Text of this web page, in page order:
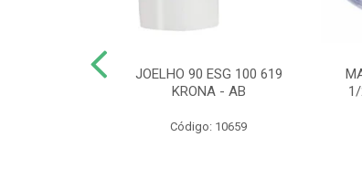
JOELHO 90 ESG 100 619
KRONA - AB
Código: 10659